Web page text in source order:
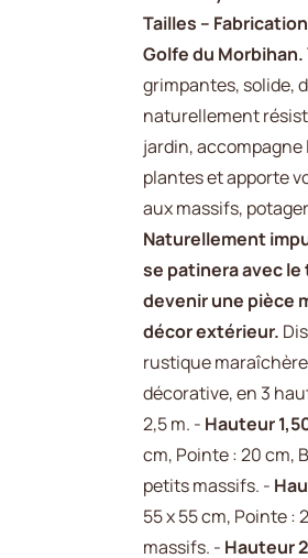
Tailles –
Golfe du Morbihan.
grimpantes, solide,
naturellement
jardin,
plantes et apporte
aux massifs,
Naturellement
se patinera avec
devenir une pièce
décor extérieur.
rustique
décorative, en 3
2,5 m. - Hauteur
cm, Pointe : 20 cm,
petits massifs. -
55 x 55 cm, Pointe :
massifs. - Hauteur